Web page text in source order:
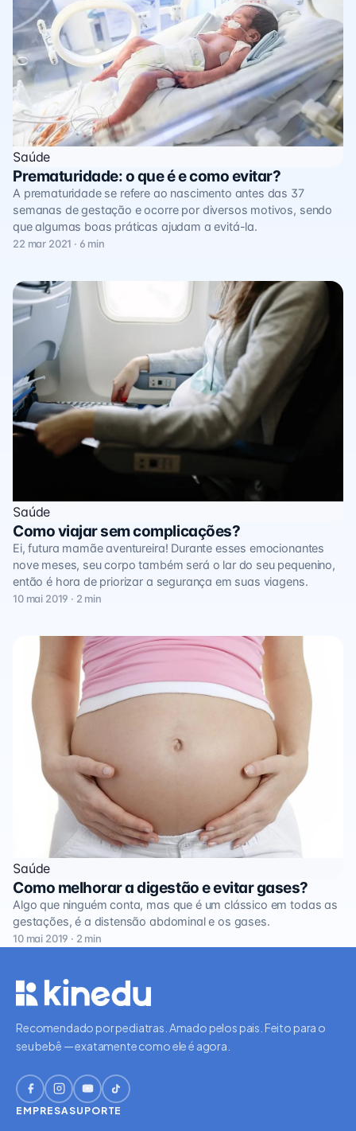
Saúde
Prematuridade: o que é e como evitar?
A prematuridade se refere ao nascimento antes das 37
semanas de gestação e ocorre por diversos motivos, sendo
que algumas boas práticas ajudam a evitá-la.
22 mar 2021 · 6 min
Saúde
Como viajar sem complicações?
Ei, futura mamãe aventureira! Durante esses emocionantes
nove meses, seu corpo também será o lar do seu pequenino,
então é hora de priorizar a segurança em suas viagens.
10 mai 2019 · 2 min
Saúde
Como melhorar a digestão e evitar gases?
Algo que ninguém conta, mas que é um clássico em todas as
gestações, é a distensão abdominal e os gases.
10 mai 2019 · 2 min
Recomendado por pediatras. Amado pelos pais. Feito para o
seu bebê — exatamente como ele é agora.
EMPRESASUPORTE